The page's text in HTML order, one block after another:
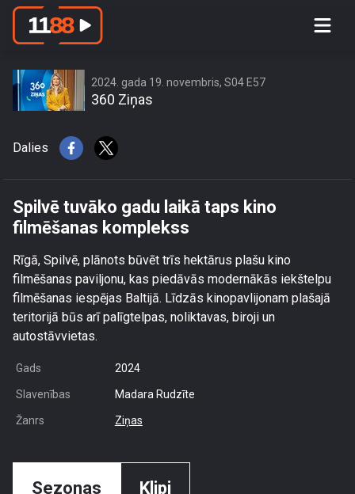
Spilvē tuvāko gadu laikā taps kino
2024. gada 19. novembris, S04 E57
360 Ziņas
Dalies
Spilvē tuvāko gadu laikā taps kino
filmēšanas komplekss
Rīgā, Spilvē, plānots būvēt trīs hektārus plašu kino
filmēšanas paviljonu, kas piedāvās modernākās iekštelpu
filmēšanas iespējas Baltijā. Līdzās kinopavlijonam plašajā
teritorijā būs arī palīgtelpas, noliktavas, biroji un
autostāvvietas.
Gads 2024
Slavenības Madara Rudzīte
Žanrs Ziņas
Sezonas Klipi